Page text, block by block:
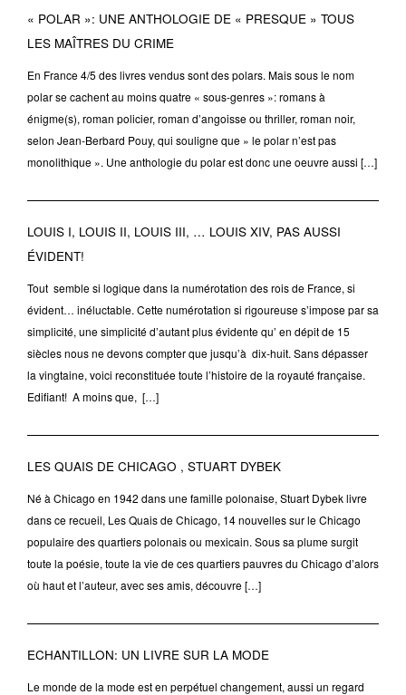
« POLAR »: UNE ANTHOLOGIE DE « PRESQUE » TOUS
LES MAÎTRES DU CRIME
En France 4/5 des livres vendus sont des polars. Mais sous le nom
polar se cachent au moins quatre « sous-genres »: romans à
énigme(s), roman policier, roman d’angoisse ou thriller, roman noir,
selon Jean-Berbard Pouy, qui souligne que » le polar n’est pas
monolithique ». Une anthologie du polar est donc une oeuvre aussi […]
LOUIS I, LOUIS II, LOUIS III, … LOUIS XIV, PAS AUSSI
ÉVIDENT!
Tout semble si logique dans la numérotation des rois de France, si
évident… inéluctable. Cette numérotation si rigoureuse s’impose par sa
simplicité, une simplicité d’autant plus évidente qu’ en dépit de 15
siècles nous ne devons compter que jusqu’à dix-huit. Sans dépasser
la vingtaine, voici reconstituée toute l’histoire de la royauté française.
Edifiant! A moins que, […]
LES QUAIS DE CHICAGO , STUART DYBEK
Né à Chicago en 1942 dans une famille polonaise, Stuart Dybek livre
dans ce recueil, Les Quais de Chicago, 14 nouvelles sur le Chicago
populaire des quartiers polonais ou mexicain. Sous sa plume surgit
toute la poésie, toute la vie de ces quartiers pauvres du Chicago d’alors
où haut et l’auteur, avec ses amis, découvre […]
ECHANTILLON: UN LIVRE SUR LA MODE
Le monde de la mode est en perpétuel changement, aussi un regard